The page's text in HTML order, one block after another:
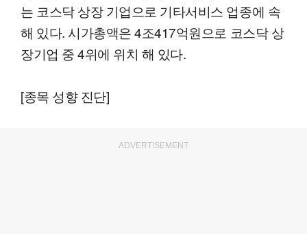
는 코스닥 상장 기업으로 기타서비스 업종에 속
해 있다. 시가총액은 4조417억원으로 코스닥 상
장기업 중 4위에 위치 해 있다.
[종목 성향 진단]
ADVERTISEMENT